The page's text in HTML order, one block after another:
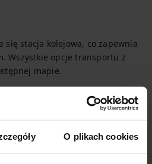
O plikach cookies
stacja kolejowa, co zapewnia
Wszystkie opcje transportu z
mapie.